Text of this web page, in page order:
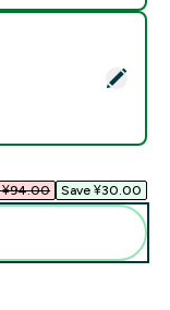
- 30粒
¥94.00‎ Save ¥30.00‎